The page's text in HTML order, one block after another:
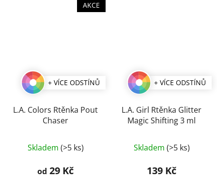
AKCE
+ VÍCE ODSTÍNŮ
L.A. Colors Rtěnka Pout
Chaser
hodnocení
produktu
Skladem (>5 ks)
od 29 Kč
+ VÍCE ODSTÍNŮ
L.A. Girl Rtěnka Glitter
Magic Shifting 3 ml
hodnocení
produktu
Skladem (>5 ks)
139 Kč